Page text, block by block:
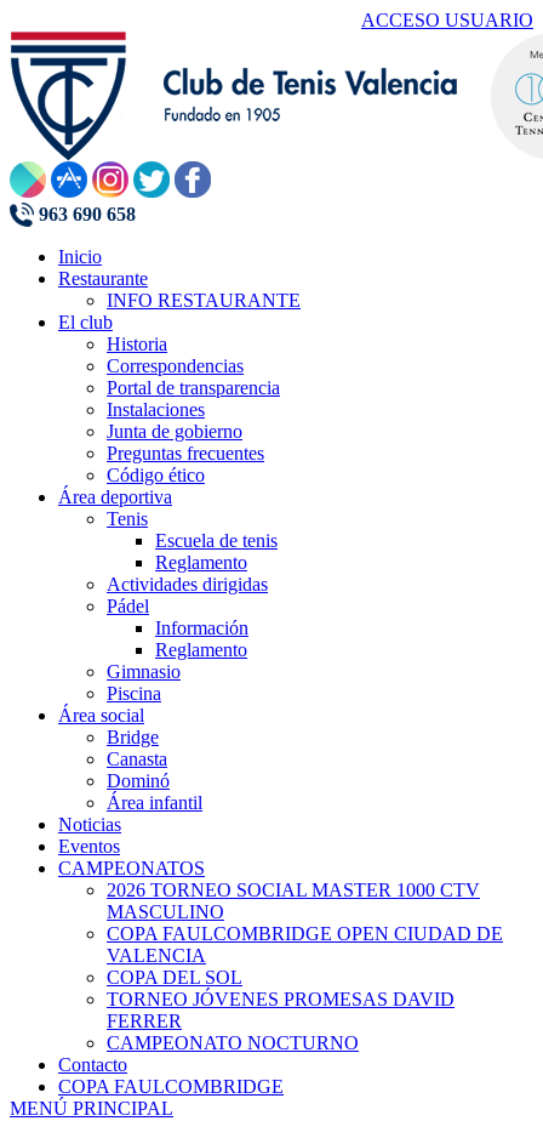
ACCESO USUARIO
963 690 658
Inicio
Restaurante
INFO RESTAURANTE
El club
Historia
Correspondencias
Portal de transparencia
Instalaciones
Junta de gobierno
Preguntas frecuentes
Código ético
Área deportiva
Tenis
Escuela de tenis
Reglamento
Actividades dirigidas
Pádel
Información
Reglamento
Gimnasio
Piscina
Área social
Bridge
Canasta
Dominó
Área infantil
Noticias
Eventos
CAMPEONATOS
2026 TORNEO SOCIAL MASTER 1000 CTV
MASCULINO
COPA FAULCOMBRIDGE OPEN CIUDAD DE
VALENCIA
COPA DEL SOL
TORNEO JÓVENES PROMESAS DAVID
FERRER
CAMPEONATO NOCTURNO
Contacto
COPA FAULCOMBRIDGE
MENÚ PRINCIPAL